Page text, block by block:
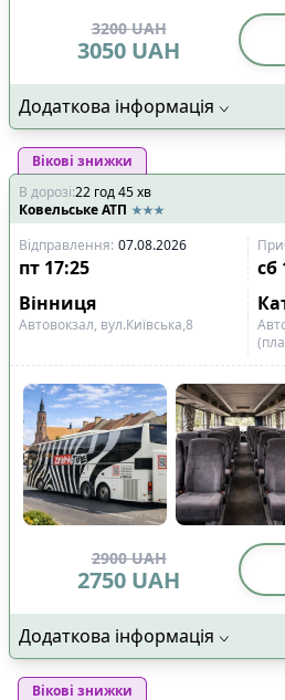
3200 UAH
3050 UAH
Додаткова інформація
Вікові знижки
В дорозі:22 год45хв
Ковельське АТП
Відправлення: 07.08.2026
пт 17:25 сб
Вінниця
Автовокзал, вул.Київська,8
2900 UAH
2750 UAH
Додаткова інформація
Вікові знижки